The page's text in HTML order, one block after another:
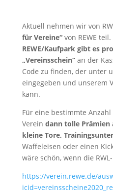
Aktuell nehmen wir von
für Vereine“von REWE
REWE/Kaufpark gibt es
„Vereinsschein“an der
Code zu finden, der unter
eingegeben und unserem
kann.
Für eine bestimmte
Verein dann tolle Prämien
kleine Tore,
Waffeleisen oder einen
wäre schön, wenn die
https://verein.rewe.de/